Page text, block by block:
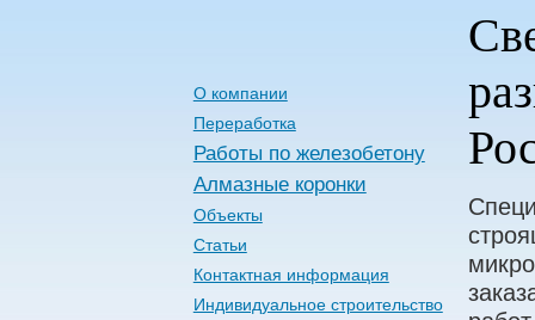
О компании
Переработка
Работы по железобетону
Алмазные коронки
Объекты
Статьи
Контактная информация
Индивидуальное строительство